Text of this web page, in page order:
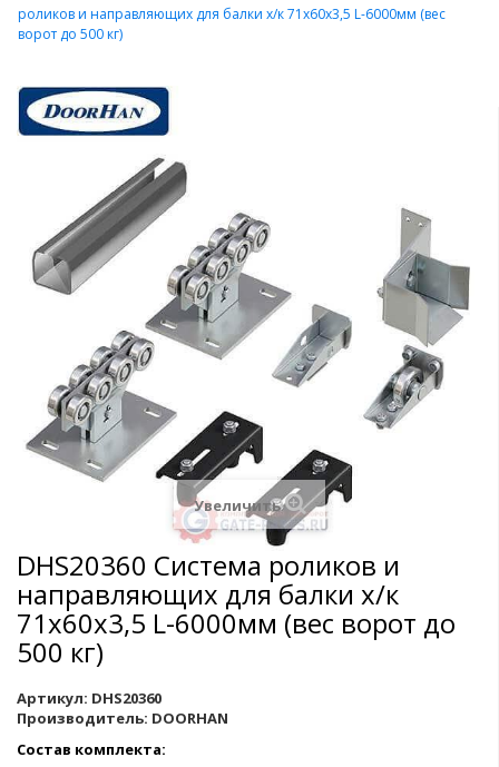
роликов и направляющих для балки х/к 71х60х3,5 L-6000мм (вес
ворот до 500 кг)
Увеличить
DHS20360 Система роликов и
направляющих для балки х/к
71х60х3,5 L-6000мм (вес ворот до
500 кг)
Артикул: DHS20360
Производитель: DOORHAN
Состав комплекта: